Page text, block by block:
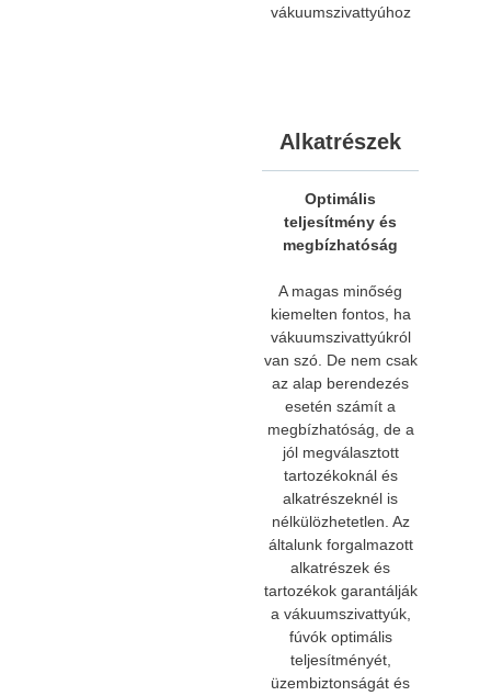
vákuumszivattyúhoz
Alkatrészek
Optimális
teljesítmény és
megbízhatóság
A magas minőség
kiemelten fontos, ha
vákuumszivattyúkról
van szó. De nem csak
az alap berendezés
esetén számít a
megbízhatóság, de a
jól megválasztott
tartozékoknál és
alkatrészeknél is
nélkülözhetetlen. Az
általunk forgalmazott
alkatrészek és
tartozékok garantálják
a vákuumszivattyúk,
fúvók optimális
teljesítményét,
üzembiztonságát és